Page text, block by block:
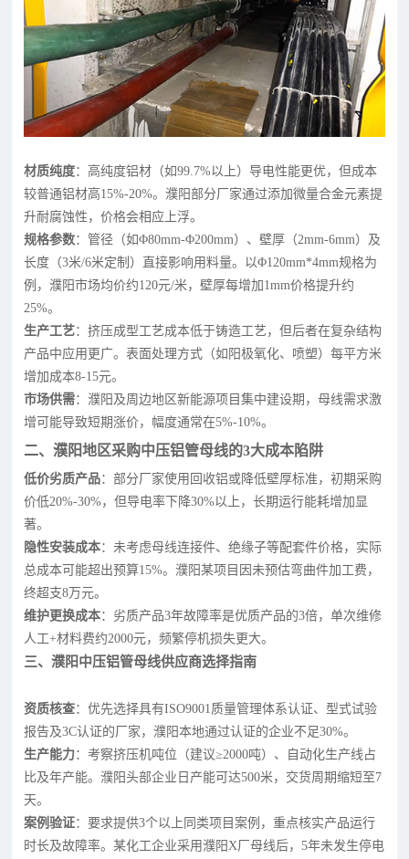
材质纯度：高纯度铝材（如99.7%以上）导电性能更优，但成本
较普通铝材高15%-20%。濮阳部分厂家通过添加微量合金元素提
升耐腐蚀性，价格会相应上浮。
规格参数：管径（如Φ80mm-Φ200mm）、壁厚（2mm-6mm）及
长度（3米/6米定制）直接影响用料量。以Φ120mm*4mm规格为
例，濮阳市场均价约120元/米，壁厚每增加1mm价格提升约
25%。
生产工艺：挤压成型工艺成本低于铸造工艺，但后者在复杂结构
产品中应用更广。表面处理方式（如阳极氧化、喷塑）每平方米
增加成本8-15元。
市场供需：濮阳及周边地区新能源项目集中建设期，母线需求激
增可能导致短期涨价，幅度通常在5%-10%。
二、濮阳地区采购中压铝管母线的3大成本陷阱
低价劣质产品：部分厂家使用回收铝或降低壁厚标准，初期采购
价低20%-30%，但导电率下降30%以上，长期运行能耗增加显
著。
隐性安装成本：未考虑母线连接件、绝缘子等配套件价格，实际
总成本可能超出预算15%。濮阳某项目因未预估弯曲件加工费，
终超支8万元。
维护更换成本：劣质产品3年故障率是优质产品的3倍，单次维修
人工+材料费约2000元，频繁停机损失更大。
三、濮阳中压铝管母线供应商选择指南
资质核查：优先选择具有ISO9001质量管理体系认证、型式试验
报告及3C认证的厂家，濮阳本地通过认证的企业不足30%。
生产能力：考察挤压机吨位（建议≥2000吨）、自动化生产线占
比及年产能。濮阳头部企业日产能可达500米，交货周期缩短至7
天。
案例验证：要求提供3个以上同类项目案例，重点核实产品运行
时长及故障率。某化工企业采用濮阳X厂母线后，5年未发生停电